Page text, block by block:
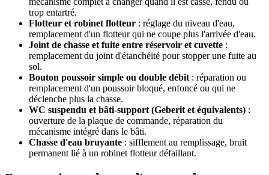
trop entartré.
Flotteur et robinet flotteur : réglage du niveau d'eau,
remplacement d'un flotteur qui ne coupe plus l'arrivée d'eau.
Joint de chasse et fuite entre réservoir et cuvette :
remplacement du joint d'étanchéité pour stopper une fuite au
sol.
Bouton poussoir simple ou double débit : réparation ou
remplacement d'un poussoir bloqué, enfoncé ou qui ne
déclenche plus la chasse.
WC suspendu et bâti-support (Geberit et équivalents) :
ouverture de la plaque de commande, réparation du
mécanisme intégré dans le bâti.
Chasse d'eau bruyante : sifflement au remplissage, bruit
permanent lié à un robinet flotteur défaillant.